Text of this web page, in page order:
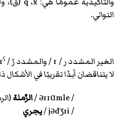
التوالي.
الغير المشدد ر / r /والمشدد رّ/
لا يتناقضان أبدًا تقريبًا في
/ ərrɑmle /الرَّملة
/ jədʒri /يجري